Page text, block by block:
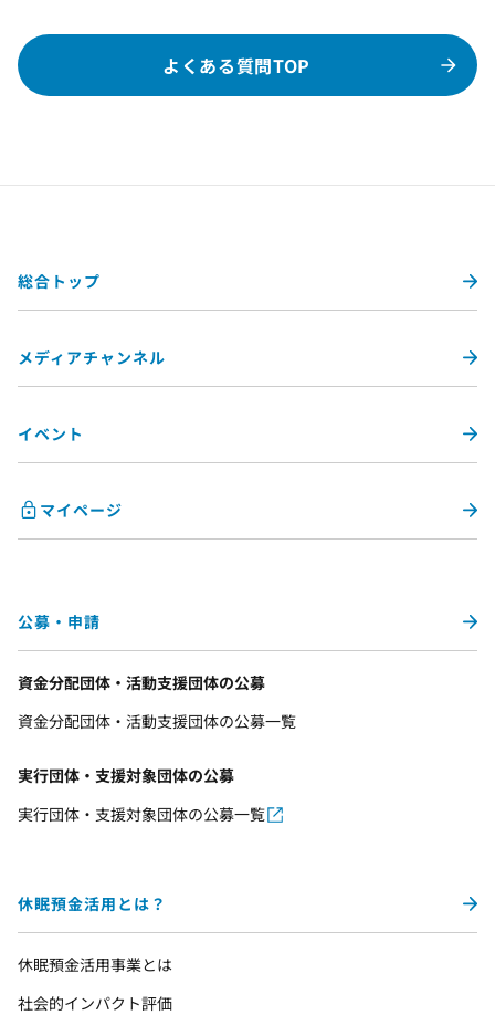
よくある質問TOP
総合トップ
メディアチャンネル
イベント
マイページ
公募・申請
資金分配団体・活動支援団体の公募
資金分配団体・活動支援団体の公募一覧
実行団体・支援対象団体の公募
実行団体・支援対象団体の公募一覧
休眠預金活用とは？
休眠預金活用事業とは
社会的インパクト評価